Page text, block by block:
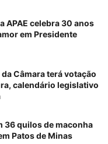
APAE celebra 30 anos
em Presidente
Câmara terá votação
calendário legislativo
36 quilos de maconha
Patos de Minas